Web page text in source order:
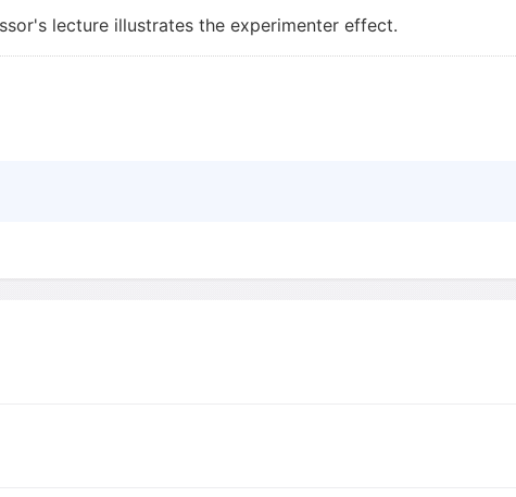
lecture illustrates the experimenter effect.